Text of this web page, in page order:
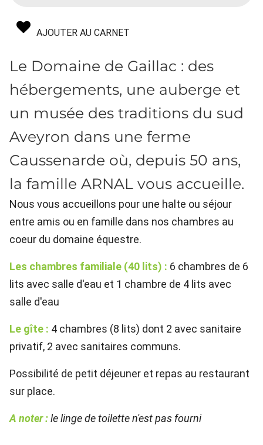
AJOUTER AU CARNET
Le Domaine de Gaillac : des
hébergements, une auberge et
un musée des traditions du sud
Aveyron dans une ferme
Caussenarde où, depuis 50 ans,
la famille ARNAL vous accueille.
Nous vous accueillons pour une halte ou séjour
entre amis ou en famille dans nos chambres au
coeur du domaine équestre.
Les chambres familiale (40 lits) : 6 chambres de 6
lits avec salle d'eau et 1 chambre de 4 lits avec
salle d'eau
Le gîte : 4 chambres (8 lits) dont 2 avec sanitaire
privatif, 2 avec sanitaires communs.
Possibilité de petit déjeuner et repas au restaurant
sur place.
A noter :le linge de toilette n'est pas fourni